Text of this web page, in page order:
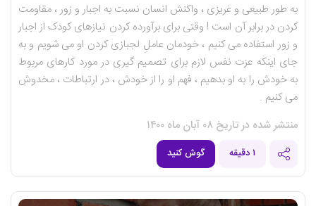
به طور طبیعی و غریزی ، واکنش انسان نسبت به اجبار و زور ، مقاومت
کردن در برابر آن است ! وقتی برای برآورده کردن نیازهای کودک از اجبار
و زور استفاده می کنیم ، خودمان عاملِ لجبازی کردن او می شویم و به
جای اینکه عزت نفس لازم برای تصمیم گیری در مورد کارهای مربوط
به خودش را به او بدهیم ، فهم او را از خودش ، در ارتباطات ، مخدوش
می کنیم .
منتشر شده در تاریخ ۰۸ آبان ماه ۱۴۰۰
۱ دقیقه گوش کنید